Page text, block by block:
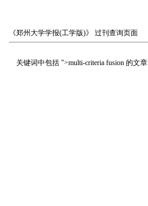
《郑州大学学报(工学版)》 过刊查询页面
关键词中包括 ">multi-criteria fusion 的文章